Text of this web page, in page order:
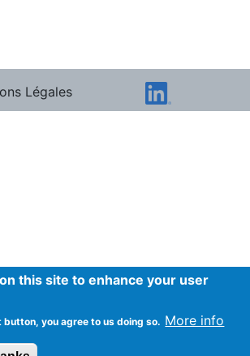
Légales
this site to enhance your user
you agree to us doing so. More info